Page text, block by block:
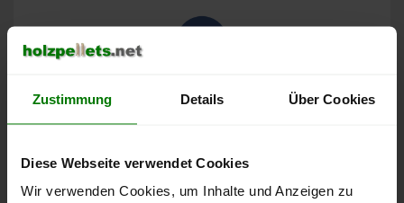
Zustimmung Details Über Cookies
Diese Webseite verwendet Cookies
Wir verwenden Cookies, um Inhalte und Anzeigen zu
Woodox Holzpellets
4,90 von 5